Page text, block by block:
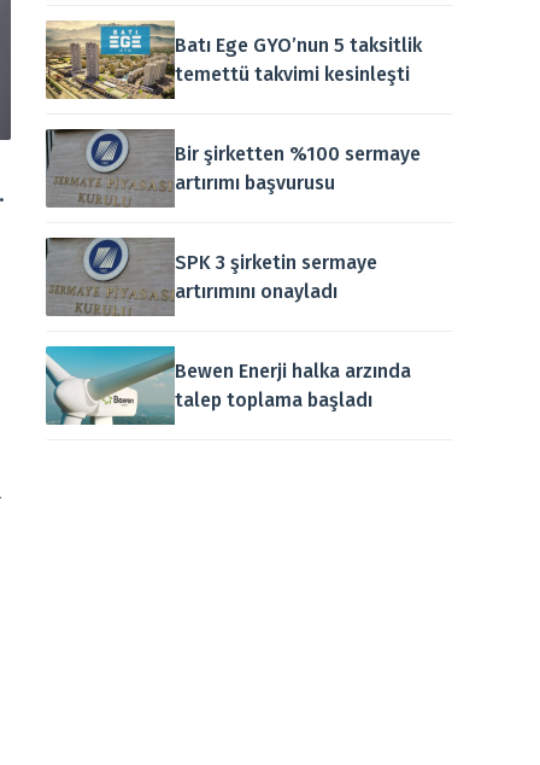
Batı Ege GYO’nun 5 taksitlik
temettü takvimi kesinleşti
Bir şirketten %100 sermaye
artırımı başvurusu
SPK 3 şirketin sermaye
artırımını onayladı
Bewen Enerji halka arzında
talep toplama başladı